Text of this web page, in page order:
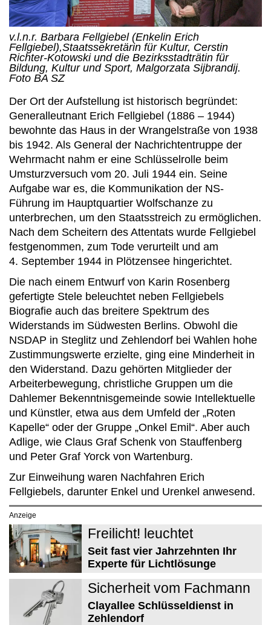
v.l.n.r. Barbara Fellgiebel (Enkelin Erich
Fellgiebel),Staatssekretärin für Kultur, Cerstin
Richter-Kotowski und die Bezirksstadträtin für
Bildung, Kultur und Sport, Malgorzata Sijbrandij.
Foto BA SZ
Der Ort der Aufstellung ist historisch begründet:
Generalleutnant Erich Fellgiebel (1886 – 1944)
bewohnte das Haus in der Wrangelstraße von 1938
bis 1942. Als General der Nachrichtentruppe der
Wehrmacht nahm er eine Schlüsselrolle beim
Umsturzversuch vom 20. Juli 1944 ein. Seine
Aufgabe war es, die Kommunikation der NS-
Führung im Hauptquartier Wolfschanze zu
unterbrechen, um den Staatsstreich zu ermöglichen.
Nach dem Scheitern des Attentats wurde Fellgiebel
festgenommen, zum Tode verurteilt und am
4. September 1944 in Plötzensee hingerichtet.
Die nach einem Entwurf von Karin Rosenberg
gefertigte Stele beleuchtet neben Fellgiebels
Biografie auch das breitere Spektrum des
Widerstands im Südwesten Berlins. Obwohl die
NSDAP in Steglitz und Zehlendorf bei Wahlen hohe
Zustimmungswerte erzielte, ging eine Minderheit in
den Widerstand. Dazu gehörten Mitglieder der
Arbeiterbewegung, christliche Gruppen um die
Dahlemer Bekenntnisgemeinde sowie Intellektuelle
und Künstler, etwa aus dem Umfeld der „Roten
Kapelle“ oder der Gruppe „Onkel Emil“. Aber auch
Adlige, wie Claus Graf Schenk von Stauffenberg
und Peter Graf Yorck von Wartenburg.
Zur Einweihung waren Nachfahren Erich
Fellgiebels, darunter Enkel und Urenkel anwesend.
Anzeige
Freilicht! leuchtet
Seit fast vier Jahrzehnten Ihr
Experte für Lichtlösunge
Sicherheit vom Fachmann
Clayallee Schlüsseldienst in
Zehlendorf